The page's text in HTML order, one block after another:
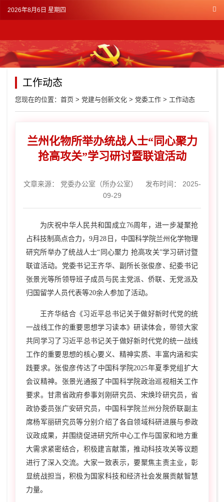
2026年8月6日 星期四
工作动态
您现在的位置： 首页 > 党建与创新文化 > 党委工作 > 工作动态
兰州化物所举办统战人士“同心聚力
抢高攻关”学习研讨暨联谊活动
文章来源： 党委办公室（所办公室）
发布时间： 2025-
09-29
为庆祝中华人民共和国成立 76周年，进一步凝聚抢
占科技制高点合力，9月 28 日，中国科学院兰州化学物理
研究所举办了统战人士“同心聚力 抢高攻关”学习研讨暨
联谊活动。党委书记王齐华、副所长张俊彦、纪委书记
张景光等所领导班子成员与民主党派、侨联、无党派及
归国留学人员代表等20余人参加了活动。
王齐华结合《习近平总书记关于做好新时代党的统
一战线工作的重要思想学习读本》研读体会，带领大家
共同学习了习近平总书记关于做好新时代党的统一战线
工作的重要思想的核心要义、精神实质、丰富内涵和实
践要求。张俊彦传达了中国科学院2025年夏季党组扩大
会议精神。张景光通报了中国科学院政治巡视相关工作
要求。甘肃省政府参事刘刚研究员、宋焕玲研究员，省
政协委员张广安研究员，中国科学院兰州分院侨联副主
席杨军丽研究员等分别介绍了各自领域科研进展与参政
议政成果，并围绕促进研究所中心工作与国家和地方重
大需求紧密结合，积极建言献策，推动科技攻关等议题
进行了深入交流。大家一致表示，要聚焦主责主业，彰
显统战担当，积极为国家科技和经济社会发展贡献智慧
力量。